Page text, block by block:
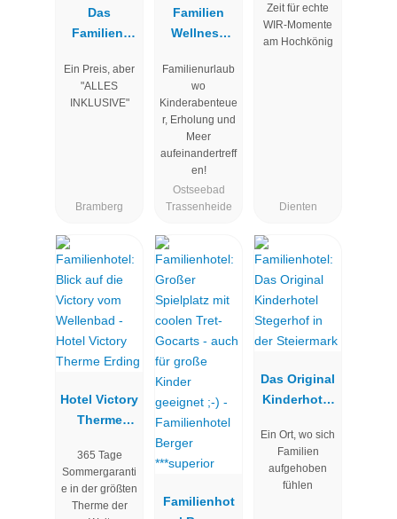
Das
Familien-
Wolkenstein
bär
Ein Preis, aber
"ALLES
INKLUSIVE"
Bramberg
Familien
Wellness
Seeklause
Familienurlaub
wo
Kinderabenteue
r, Erholung und
Meer
aufeinandertreff
en!
Ostseebad
Trassenheide
Zeit für echte
WIR-Momente
am Hochkönig
Dienten
Hotel Victory
Therme
365 Tage
Sommergaranti
e in der größten
Therme der
Familienhot
Das Original
Kinderhotel
der
Steiermark
Ein Ort, wo sich
Familien
aufgehoben
fühlen